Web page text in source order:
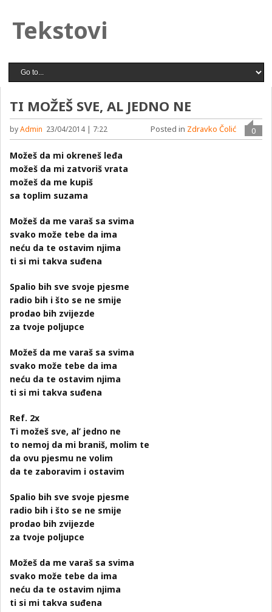
Tekstovi
TI MOŽEŠ SVE, AL JEDNO NE
byAdmin 23/04/2014 | 7:22 0
Posted in Zdravko Čolić
Možeš da mi okreneš leđa
možeš da mi zatvoriš vrata
možeš da me kupiš
sa toplim suzama
Možeš da me varaš sa svima
svako može tebe da ima
neću da te ostavim njima
ti si mi takva suđena
Spalio bih sve svoje pjesme
radio bih i što se ne smije
prodao bih zvijezde
za tvoje poljupce
Možeš da me varaš sa svima
svako može tebe da ima
neću da te ostavim njima
ti si mi takva suđena
Ref. 2x
Ti možeš sve, al’ jedno ne
to nemoj da mi braniš, molim te
da ovu pjesmu ne volim
da te zaboravim i ostavim
Spalio bih sve svoje pjesme
radio bih i što se ne smije
prodao bih zvijezde
za tvoje poljupce
Možeš da me varaš sa svima
svako može tebe da ima
neću da te ostavim njima
ti si mi takva suđena